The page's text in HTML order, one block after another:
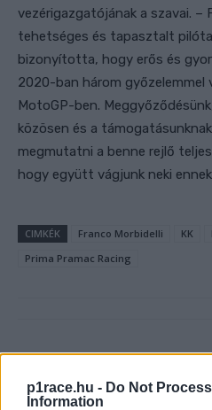
p1race.hu - Do Not
Information
vezérigazgatójának a szavai. –
tehetséges és tapasztalt
bizonyította, hogy erős és
2020-ban három győzelemmel
MotoGP-ben.
közösen és a
megmutatni a benne rejlő
hogy együtt vágjunk neki
CIMKÉK Franco Morbidelli KK
Prima Pramac Racing
A MotoGP bejelentette,
Magyarország akár már